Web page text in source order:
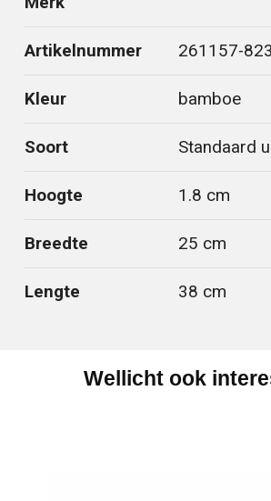
Artikelnummer 261157-
Kleur bamboe
Soort Standaard
Hoogte 1.8 cm
Breedte 25 cm
Lengte 38 cm
Wellicht ook